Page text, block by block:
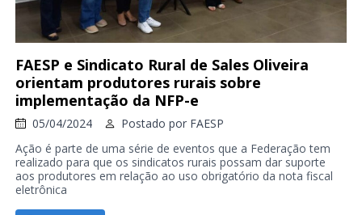
FAESP e Sindicato Rural de Sales Oliveira
orientam produtores rurais sobre
implementação da NFP-e
05/04/2024 Postado por FAESP
Ação é parte de uma série de eventos que a Federação tem
realizado para que os sindicatos rurais possam dar suporte
aos produtores em relação ao uso obrigatório da nota fiscal
eletrônica